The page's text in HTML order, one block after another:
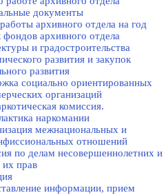
документы
архивного отдела на год
архивного отдела
и градостроительства
развития и закупок
развития
социально ориентированных
организаций
комиссия.
наркомании
межнациональных и
отношений
по делам несовершеннолетних и
их прав
информации, прием